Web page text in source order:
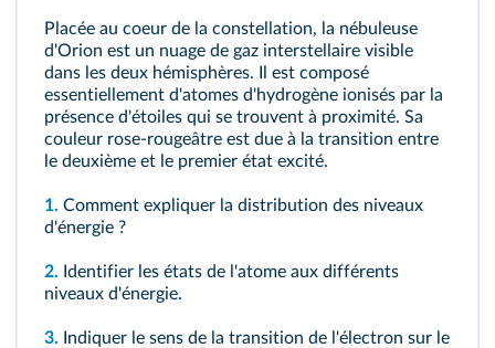
MATH :Effectuer un calcul littéral
Placée au coeur de la constellation, la nébuleuse
d'Orion est un nuage de gaz interstellaire visible
dans les deux hémisphères. Il est composé
essentiellement d'atomes d'hydrogène ionisés par la
présence d'étoiles qui se trouvent à proximité. Sa
couleur rose-rougeâtre est due à la transition entre
le deuxième et le premier état excité.
1. Comment expliquer la distribution des niveaux
d'énergie ?
2. Identifier les états de l'atome aux différents
niveaux d'énergie.
3.
Indiquer le sens de la transition de l'électron sur le